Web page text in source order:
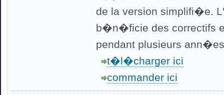
de la version simplifi�e.
b�n�ficie des correctifs
pendant plusieurs
t�l�charger ici
commander ici